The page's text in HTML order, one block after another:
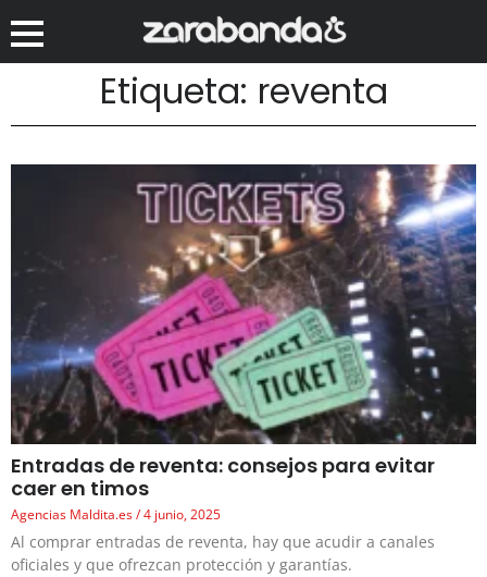
Etiqueta: reventa
Entradas de reventa: consejos para evitar
caer en timos
Agencias Maldita.es 4 junio, 2025
Al comprar entradas de reventa, hay que acudir a canales
oficiales y que ofrezcan protección y garantías.